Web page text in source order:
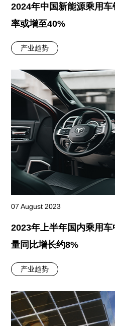
2024年中国新能源乘用
率或增至40%
产业趋势
07 August 2023
2023年上半年国内乘用
量同比增长约8%
产业趋势